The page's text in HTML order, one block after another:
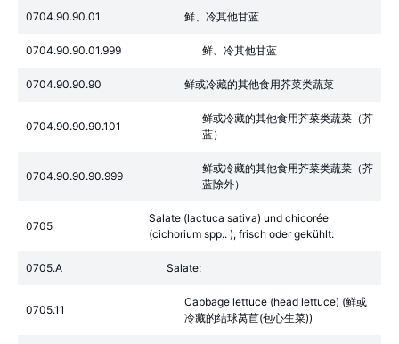
0704.90.90.01 鲜、冷其他甘蓝
0704.90.90.01.999 鲜、冷其他甘蓝
0704.90.90.90 鲜或冷藏的其他食用芥菜类蔬菜
0704.90.90.90.101
鲜或冷藏的其他食用芥菜类蔬菜（芥
蓝）
0704.90.90.90.999
鲜或冷藏的其他食用芥菜类蔬菜（芥
蓝除外）
0705
Salate (lactuca sativa) und chicorée
(cichorium spp.. ), frisch oder gekühlt:
0705.A Salate:
0705.11
Cabbage lettuce (head lettuce) (鲜或
冷藏的结球莴苣(包心生菜))